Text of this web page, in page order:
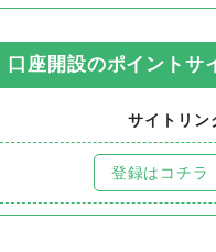
口座開設のポイントサ
サイトリン
登録はコチラ